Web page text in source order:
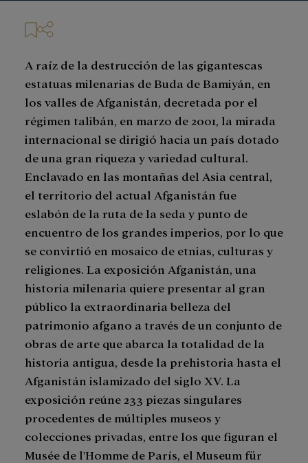
A raíz de la destrucción de las gigantescas
estatuas milenarias de Buda de Bamiyán, en
los valles de Afganistán, decretada por el
régimen talibán, en marzo de 2001, la mirada
internacional se dirigió hacia un país dotado
de una gran riqueza y variedad cultural.
Enclavado en las montañas del Asia central,
el territorio del actual Afganistán fue
eslabón de la ruta de la seda y punto de
encuentro de los grandes imperios, por lo que
se convirtió en mosaico de etnias, culturas y
religiones. La exposición Afganistán, una
historia milenaria quiere presentar al gran
público la extraordinaria belleza del
patrimonio afgano a través de un conjunto de
obras de arte que abarca la totalidad de la
historia antigua, desde la prehistoria hasta el
Afganistán islamizado del siglo XV. La
exposición reúne 233 piezas singulares
procedentes de múltiples museos y
colecciones privadas, entre los que figuran el
Musée de l'Homme de París, el Museum für